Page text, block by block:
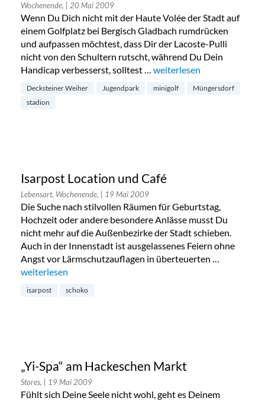
Wochenende, | 20 Mai 2009
Wenn Du Dich nicht mit der Haute Volée der Stadt auf
einem Golfplatz bei Bergisch Gladbach rumdrücken
und aufpassen möchtest, dass Dir der Lacoste-Pulli
nicht von den Schultern rutscht, während Du Dein
Handicap verbesserst, solltest … „Minigolfen in Köln“
weiterlesen
Decksteiner Weiher Jugendpark minigolf
Müngersdorf
stadion
Isarpost Location und Café
Lebensart, Wochenende, | 19 Mai 2009
Die Suche nach stilvollen Räumen für Geburtstag,
Hochzeit oder andere besondere Anlässe musst Du
nicht mehr auf die Außenbezirke der Stadt schieben.
Auch in der Innenstadt ist ausgelassenes Feiern ohne
Angst vor Lärmschutzauflagen in überteuerten …
„Isarpost Location und Café“
weiterlesen
isarpost schoko
„Yi-Spa“ am Hackeschen Markt
Stores, | 19 Mai 2009
Fühlt sich Deine Seele nicht wohl, geht es Deinem